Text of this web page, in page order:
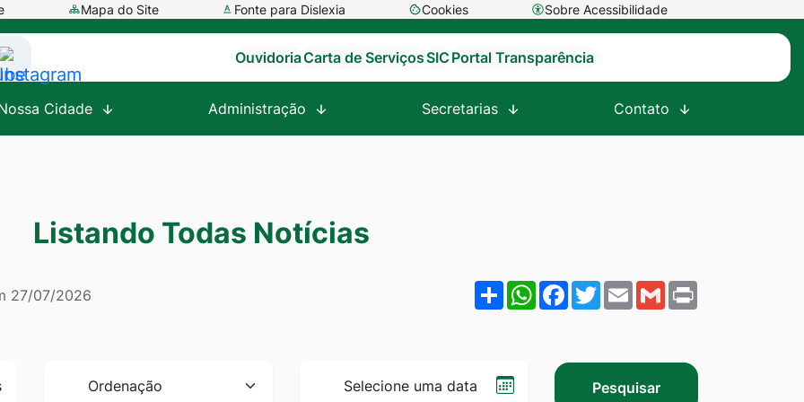
Mapa do Site Fonte para Dislexia Cookies
Abrir
preferências
cookies
Sobre Acessibilidade
Acessar
OuvidoriaCarta de ServiçosSIC Portal Transparência
Cidade Administração Secretarias Contato
Listando Todas Notícias
27/07/2026 ShareWhatsApp
Facebook
Twitter
EmailGmail
Selecionar
Pesquisar